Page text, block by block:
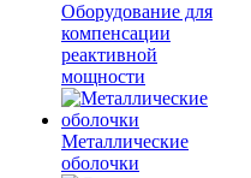
Оборудование для
компенсации
реактивной
мощности
Металлические
оболочки